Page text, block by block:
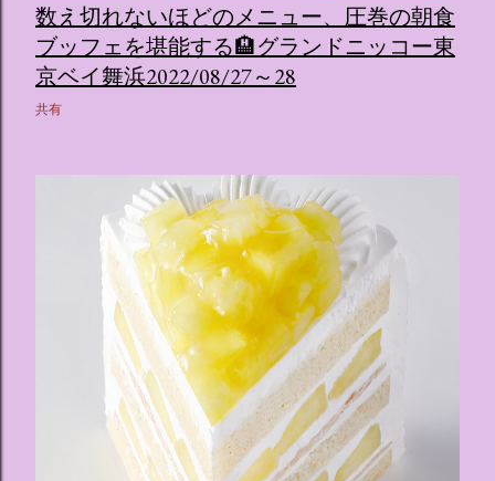
数え切れないほどのメニュー、圧巻の朝食
ブッフェを堪能する🏨グランドニッコー東
京ベイ舞浜2022/08/27～28
共有